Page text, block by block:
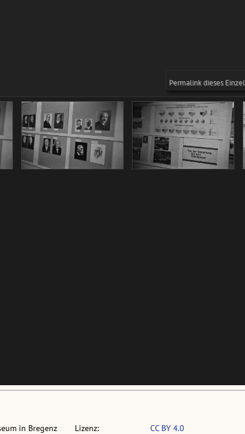
in Bregenz
Lizenz:
CC BY 4.0